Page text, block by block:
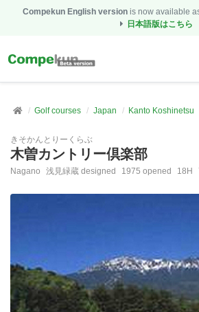
Compekun English version is now available
日本語版はこちら
Golf courses Japan Kanto Koshinetsu
きそかんとりーくらぶ
木曽カントリー倶楽部
Nagano 浅見緑蔵 designed 1975 opened 18H